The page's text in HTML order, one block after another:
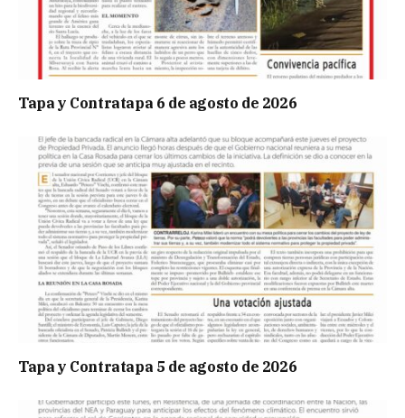
Tapa y Contratapa 6 de agosto de 2026
Tapa y Contratapa 5 de agosto de 2026